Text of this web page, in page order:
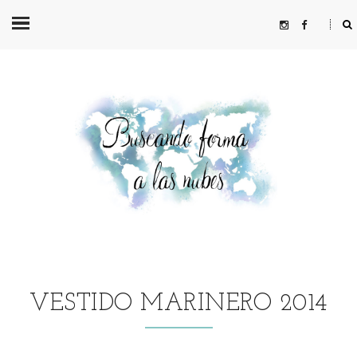
VESTIDO MARINERO 2014